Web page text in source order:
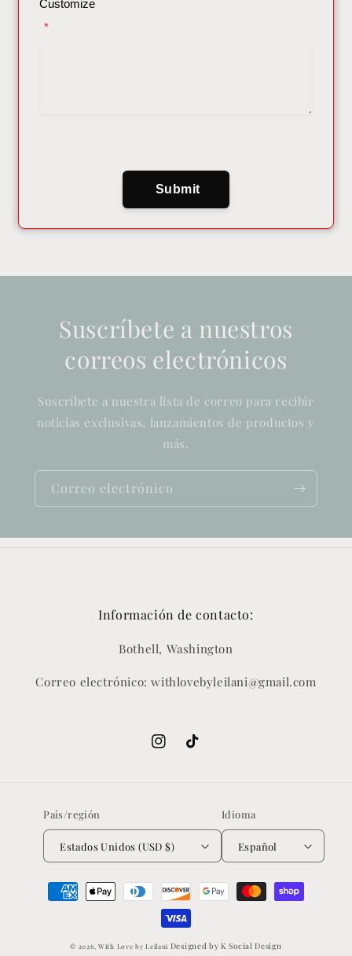
Suscríbete a nuestros
correos electrónicos
Suscríbete a nuestra lista de correo para recibir
noticias exclusivas, lanzamientos de productos y
más.
Correo electrónico
Información de contacto:
Bothell, Washington
Correo electrónico: withlovebyleilani@gmail.com
InstagramTikTok
País/región
Estados Unidos (USD $)
Idioma
Español
Formas
© 2026, With Love by Leilani Designed by K Social Design